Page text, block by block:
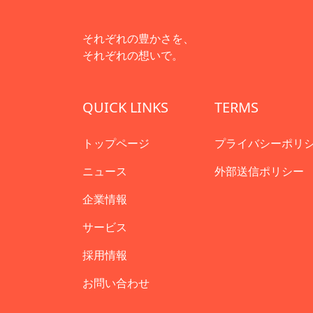
それぞれの豊かさを、
それぞれの想いで。
QUICK LINKS
トップページ
ニュース
企業情報
サービス
採用情報
お問い合わせ
TERMS
プライバシーポリ
外部送信ポリシー